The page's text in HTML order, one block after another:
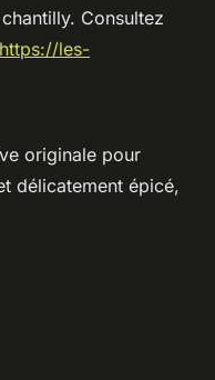
Consultez
https://les-
originale pour
délicatement épicé,